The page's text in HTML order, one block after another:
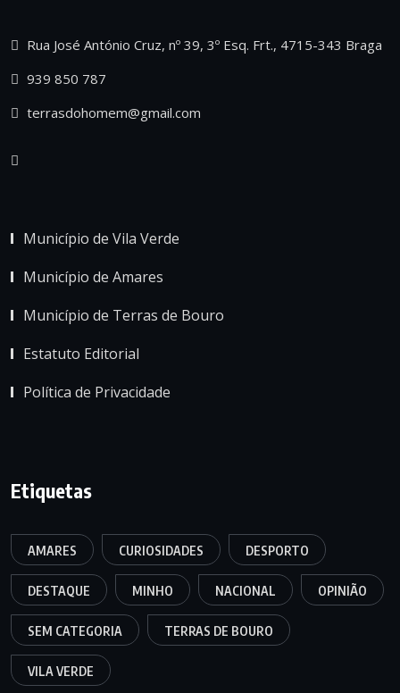
Rua José António Cruz, nº 39, 3º Esq. Frt., 4715-343 Braga
939 850 787
terrasdohomem@gmail.com
Município de Vila Verde
Município de Amares
Município de Terras de Bouro
Estatuto Editorial
Política de Privacidade
Etiquetas
AMARES CURIOSIDADES DESPORTO
DESTAQUE MINHO NACIONAL OPINIÃO
SEM CATEGORIA TERRAS DE BOURO
VILA VERDE